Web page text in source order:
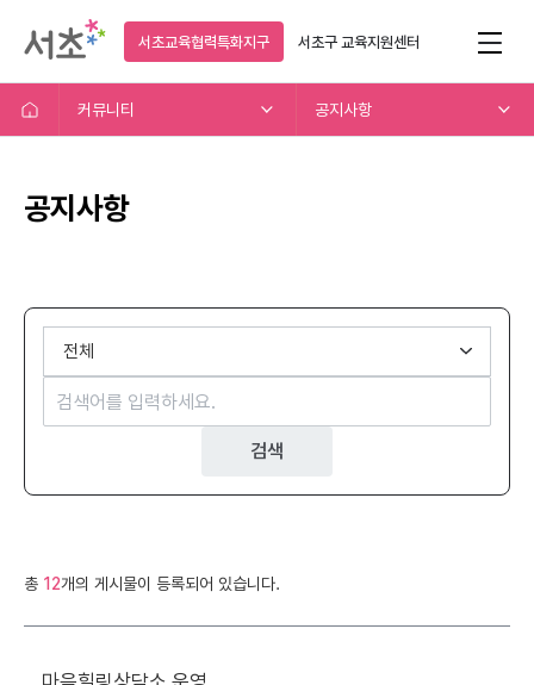
서초교육협력특화지구 서초구교육지원센터
커뮤니티 공지사항
공지사항
검색
총 12개의 게시물이 등록되어 있습니다.